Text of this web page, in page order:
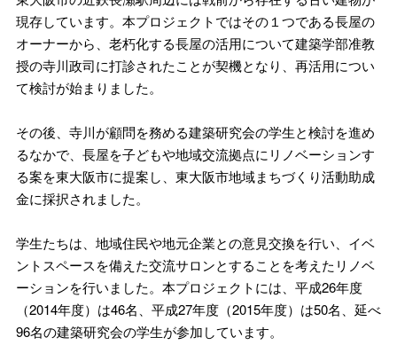
現存しています。本プロジェクトではその１つである長屋の
オーナーから、老朽化する長屋の活用について建築学部准教
授の寺川政司に打診されたことが契機となり、再活用につい
て検討が始まりました。
その後、寺川が顧問を務める建築研究会の学生と検討を進め
るなかで、長屋を子どもや地域交流拠点にリノベーションす
る案を東大阪市に提案し、東大阪市地域まちづくり活動助成
金に採択されました。
学生たちは、地域住民や地元企業との意見交換を行い、イベ
ントスペースを備えた交流サロンとすることを考えたリノベ
ーションを行いました。本プロジェクトには、平成26年度
（2014年度）は46名、平成27年度（2015年度）は50名、延べ
96名の建築研究会の学生が参加しています。